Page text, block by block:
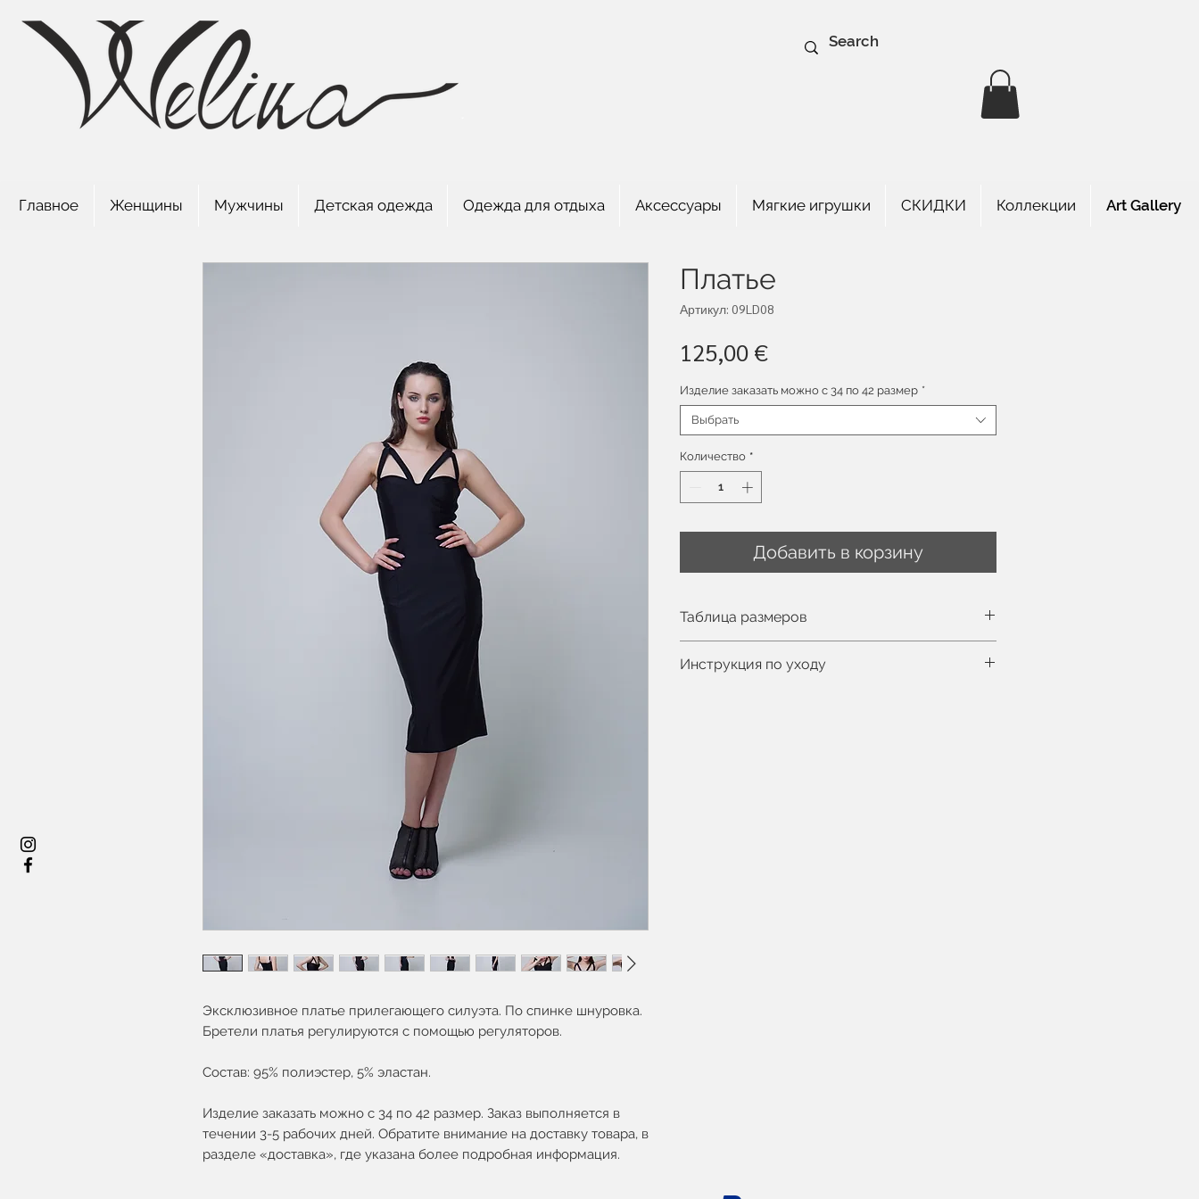
Главное Женщины Мужчины Детская одежда Одежда для отдыха Аксессуары Мягкие игрушки СКИДКИ Коллекции Art Gallery
Эксклюзивное платье прилегающего силуэта. По спинке шнуровка.
Бретели платья регулируются с помощью регуляторов.
Состав: 95% полиэстер, 5% эластан.
Изделие заказать можно с 34 по 42 размер. Заказ выполняется в
течении 3-5 рабочих дней. Обратите внимание на доставку товара, в
разделе «доставка», где указана более подробная информация.
Платье
Артикул: 09LD08
125,00 €Цена
Изделие заказать можно с 34 по 42 размер *
Выбрать
Количество *
Добавить в корзину
Таблица размеров
Рост модели 175см, на ней EU 36 размер
Инструкция по уходу